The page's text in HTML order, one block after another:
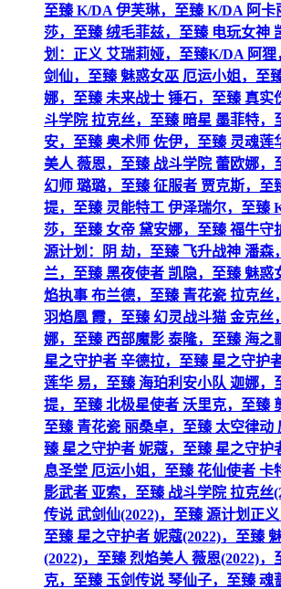
至臻 K/DA 伊芙琳，至臻 K/DA 阿卡
莎，至臻 绒毛菲兹，至臻 电玩女神
划：正义 艾瑞莉娅，至臻K/DA 阿狸
剑仙，至臻 魅惑女巫 厄运小姐，至
娜，至臻 未来战士 锤石，至臻 真实
斗学院 拉克丝，至臻 暗星 墨菲特，
安，至臻 奥术师 佐伊，至臻 灵魂莲
美人 薇恩，至臻 战斗学院 蕾欧娜，
幻师 璐璐，至臻 征服者 贾克斯，至
提，至臻 灵能特工 伊泽瑞尔，至臻
莎，至臻 女帝 黛安娜，至臻 福牛守
源计划：阴 劫，至臻 飞升战神 潘森
兰，至臻 黑夜使者 凯隐，至臻 魅惑
焰执事 布兰德，至臻 青花瓷 拉克丝
羽焰凰 霞，至臻 幻灵战斗猫 金克丝
娜，至臻 西部魔影 泰隆，至臻 海之
星之守护者 辛德拉，至臻 星之守护
莲华 易，至臻 海珀利安小队 迦娜，
提，至臻 北极星使者 沃里克，至臻
至臻 青花瓷 丽桑卓，至臻 太空律动
臻 星之守护者 妮蔻，至臻 星之守护
息圣堂 厄运小姐，至臻 花仙使者 卡
影武者 亚索，至臻 战斗学院 拉克丝
传说 武剑仙(2022)，至臻 源计划正义
至臻 星之守护者 妮蔻(2022)，至臻
(2022)，至臻 烈焰美人 薇恩(2022)，
克，至臻 玉剑传说 琴仙子，至臻 魂